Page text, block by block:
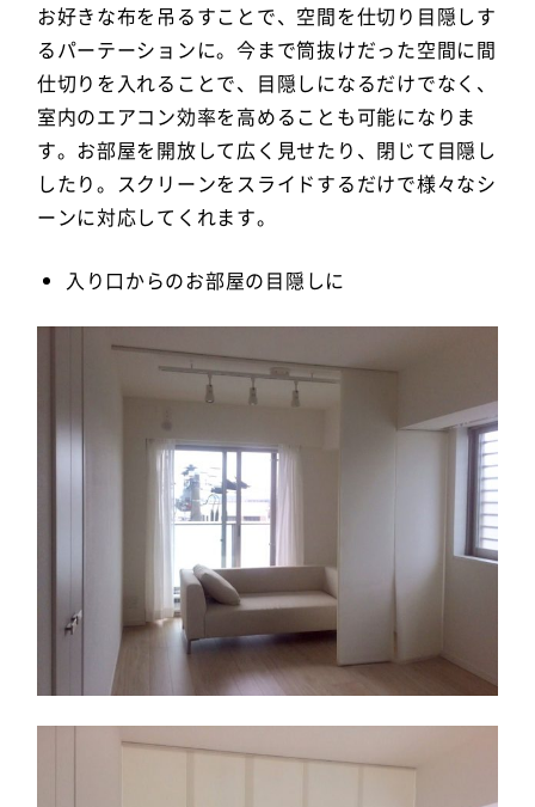
お好きな布を吊るすことで、空間を仕切り目隠しす
るパーテーションに。今まで筒抜けだった空間に間
仕切りを入れることで、目隠しになるだけでなく、
室内のエアコン効率を高めることも可能になりま
す。お部屋を開放して広く見せたり、閉じて目隠し
したり。スクリーンをスライドするだけで様々なシ
ーンに対応してくれます。
入り口からのお部屋の目隠しに